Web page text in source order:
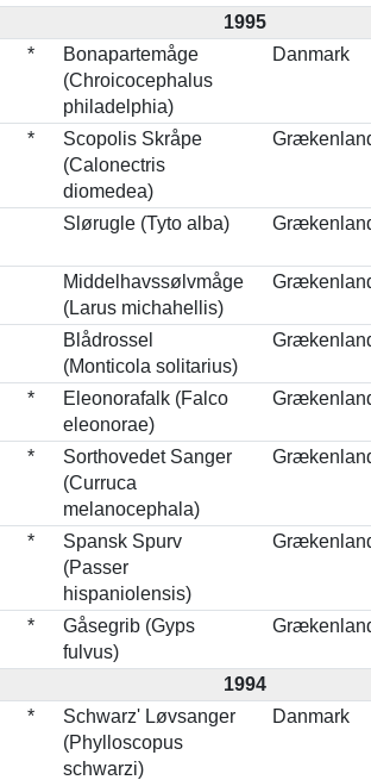
1995
*
Bonapartemåge
(Chroicocephalus
philadelphia)
Danmark
*
Scopolis Skråpe
(Calonectris
diomedea)
Slørugle (Tyto alba)
Middelhavssølvmåge
(Larus michahellis)
Blådrossel
(Monticola solitarius)
*
Eleonorafalk (Falco
eleonorae)
*
Sorthovedet Sanger
(Curruca
melanocephala)
*
Spansk Spurv
(Passer
hispaniolensis)
*
Gåsegrib (Gyps
fulvus)
1994
*
Schwarz' Løvsanger
(Phylloscopus
schwarzi)
Danmark